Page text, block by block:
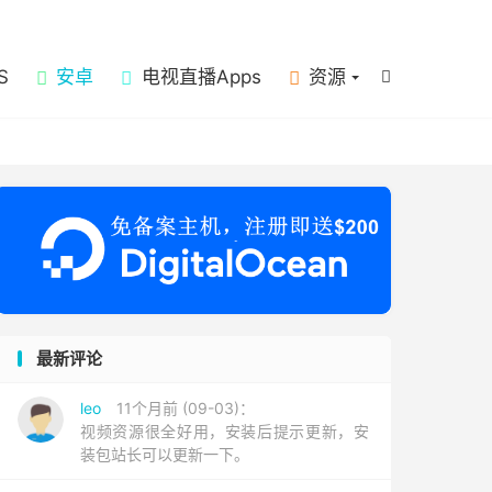

安卓 电视直播Apps 资源
最新评论
leo
11个月前 (09-03)：
视频资源很全好用，安装后提示更新，安
装包站长可以更新一下。